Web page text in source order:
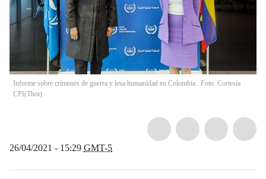
Informe sobre crímenes de guerra y lesa humanidad en Colombia . Foto: Cortesía
CPI(Thot)
26/04/2021 - 15:29 GMT-5